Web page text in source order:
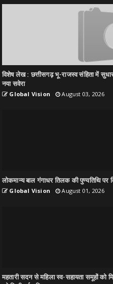
विशेष लेख : छत्तीसगढ़ भू-राजस्व संहिता में
नया सवेरा
Global Vision August 03, 2026
लोकमान्य बाल गंगाधर तिलक की पुण्यतिथि पर
Global Vision August 01, 2026
महतारी सदन से महिला स्व-सहायता समूहों को